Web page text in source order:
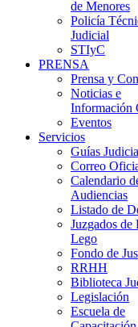
de Menores
Policía
Judicial
STIyC
PRENSA
Prensa y
Noticias e
Información
Eventos
Servicios
Guías
Correo
Calendario
Audiencias
Listado de
Juzgados de
Lego
Fondo de
RRHH
Biblioteca
Legislación
Escuela de